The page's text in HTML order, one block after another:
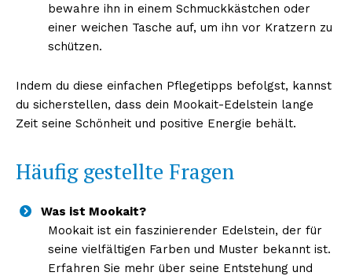
bewahre ihn in einem Schmuckkästchen oder
einer weichen Tasche auf, um ihn vor Kratzern zu
schützen.
Indem du diese einfachen Pflegetipps befolgst, kannst
du sicherstellen, dass dein Mookait-Edelstein lange
Zeit seine Schönheit und positive Energie behält.
Häufig gestellte Fragen
Was ist Mookait?
Mookait ist ein faszinierender Edelstein, der für
seine vielfältigen Farben und Muster bekannt ist.
Erfahren Sie mehr über seine Entstehung und